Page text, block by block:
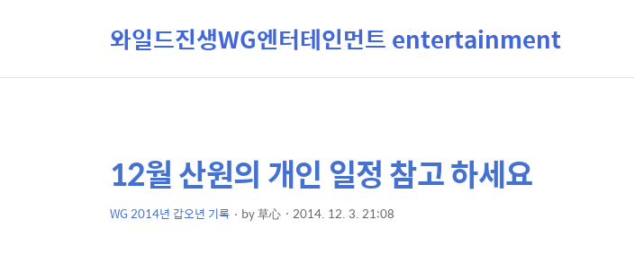
와일드진생WG엔터테인먼트 entertainment
상
세
컨
본
문
제
12월 산원의 개인 일정 참고 하세요
WG 2014년 갑오년 기록 by草心 2014. 12. 3. 21:08